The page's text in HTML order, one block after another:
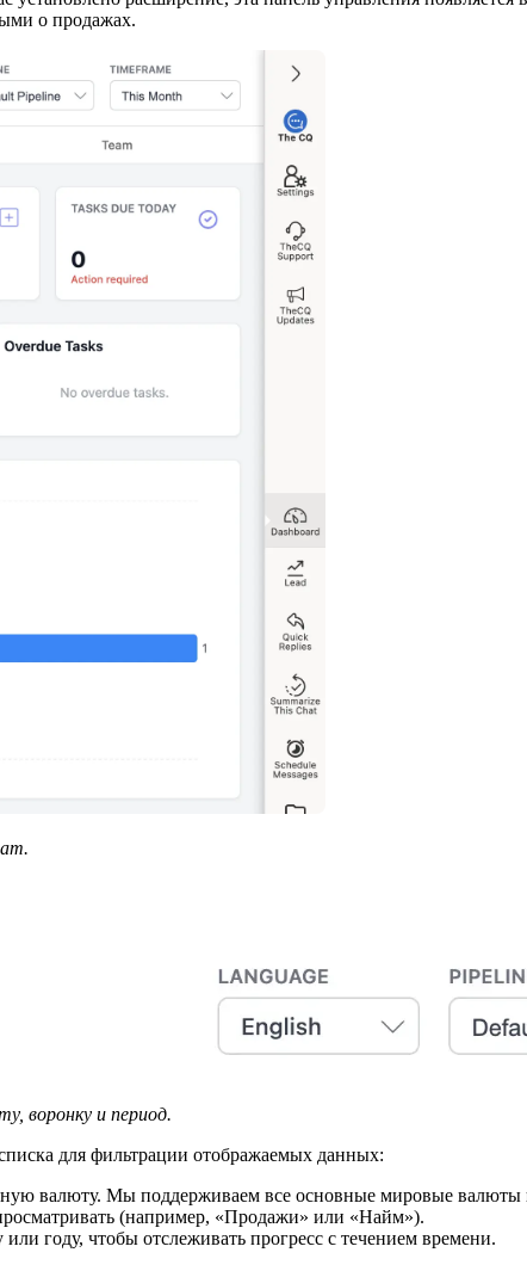
о продажах.
воронку и период.
для фильтрации отображаемых данных:
валюту. Мы поддерживаем все основные мировые
(например, «Продажи» или «Найм»).
году, чтобы отслеживать прогресс с течением времени.